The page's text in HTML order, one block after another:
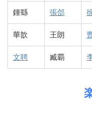
鍾繇 張郃
華歆 王朗
文聘 臧覇